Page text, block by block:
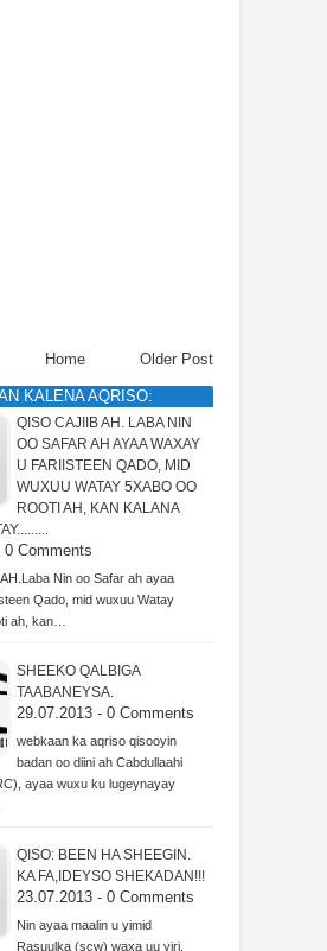
Older Post
Home
KALENA AQRISO:
QISO CAJIIB AH. LABA NIN
OO SAFAR AH AYAA WAXAY
U FARIISTEEN QADO, MID
WUXUU WATAY 5XABO OO
ROOTI AH, KAN KALANA
0 Comments
Nin oo Safar ah ayaa
Qado, mid wuxuu Watay
ah, kan…
SHEEKO QALBIGA
TAABANEYSA.
29.07.2013 - 0 Comments
webkaan ka aqriso qisooyin
badan oo diini ah Cabdullaahi
ayaa wuxu ku lugeynayay
QISO: BEEN HA SHEEGIN.
KA FA,IDEYSO SHEKADAN!!!
23.07.2013 - 0 Comments
Nin ayaa maalin u yimid
Rasuulka (scw) waxa uu yiri.